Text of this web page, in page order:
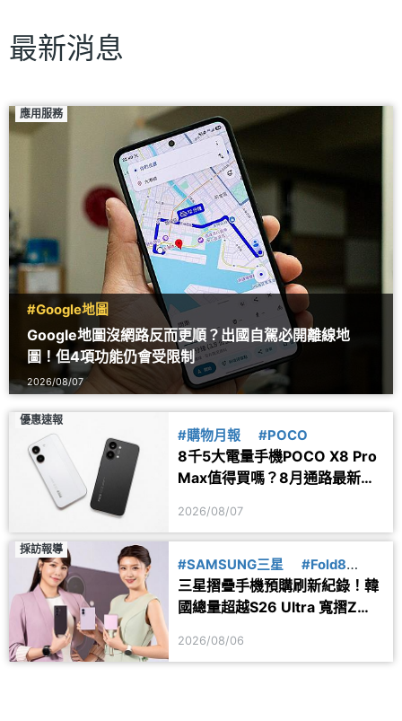
最新消息
應用服務
#Google地圖
Google地圖沒網路反而更順？出國自駕必開離線地
圖！但4項功能仍會受限制
2026/08/07
優惠速報
#購物月報 #POCO
8千5大電量手機POCO X8 Pro
Max值得買嗎？8月通路最新價
2026/08/07
採訪報導
#SAMSUNG三星
#Fold8
#Flip8
三星摺疊手機預購刷新紀錄！韓
國總量超越S26 Ultra 寬摺Z
2026/08/06